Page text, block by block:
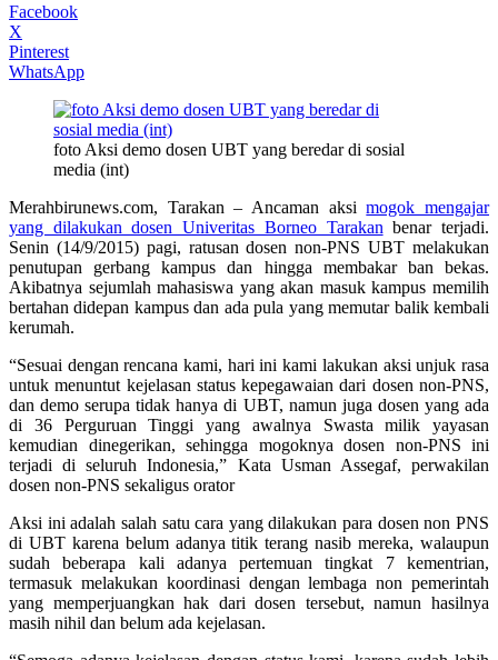
Facebook
X
Pinterest
WhatsApp
foto Aksi demo dosen UBT yang beredar di sosial
media (int)
Merahbirunews.com, Tarakan – Ancaman aksimogok mengajar
yang dilakukan dosen Univeritas Borneo Tarakan benar terjadi.
Senin (14/9/2015) pagi, ratusan dosen non-PNS UBT melakukan
penutupan gerbang kampus dan hingga membakar ban bekas.
Akibatnya sejumlah mahasiswa yang akan masuk kampus memilih
bertahan didepan kampus dan ada pula yang memutar balik kembali
kerumah.
“Sesuai dengan rencana kami, hari ini kami lakukan aksi unjuk rasa
untuk menuntut kejelasan status kepegawaian dari dosen non-PNS,
dan demo serupa tidak hanya di UBT, namun juga dosen yang ada
di 36 Perguruan Tinggi yang awalnya Swasta milik yayasan
kemudian dinegerikan, sehingga mogoknya dosen non-PNS ini
terjadi di seluruh Indonesia,” Kata Usman Assegaf, perwakilan
dosen non-PNS sekaligus orator
Aksi ini adalah salah satu cara yang dilakukan para dosen non PNS
di UBT karena belum adanya titik terang nasib mereka, walaupun
sudah beberapa kali adanya pertemuan tingkat 7 kementrian,
termasuk melakukan koordinasi dengan lembaga non pemerintah
yang memperjuangkan hak dari dosen tersebut, namun hasilnya
masih nihil dan belum ada kejelasan.